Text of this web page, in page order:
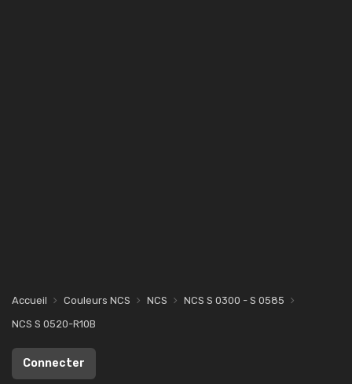
Accueil Couleurs NCS NCS
NCS S 0300 - S 0585
NCS S 0520-R10B
Connecter